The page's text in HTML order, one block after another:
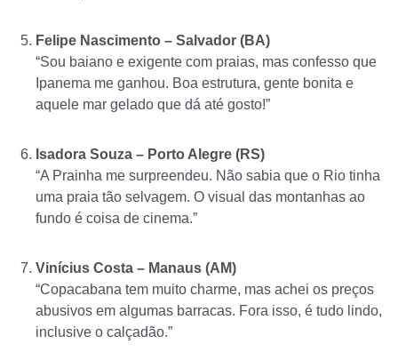
Felipe Nascimento – Salvador (BA)
“Sou baiano e exigente com praias, mas confesso que
Ipanema me ganhou. Boa estrutura, gente bonita e
aquele mar gelado que dá até gosto!”
Isadora Souza – Porto Alegre (RS)
“A Prainha me surpreendeu. Não sabia que o Rio tinha
uma praia tão selvagem. O visual das montanhas ao
fundo é coisa de cinema.”
Vinícius Costa – Manaus (AM)
“Copacabana tem muito charme, mas achei os preços
abusivos em algumas barracas. Fora isso, é tudo lindo,
inclusive o calçadão.”